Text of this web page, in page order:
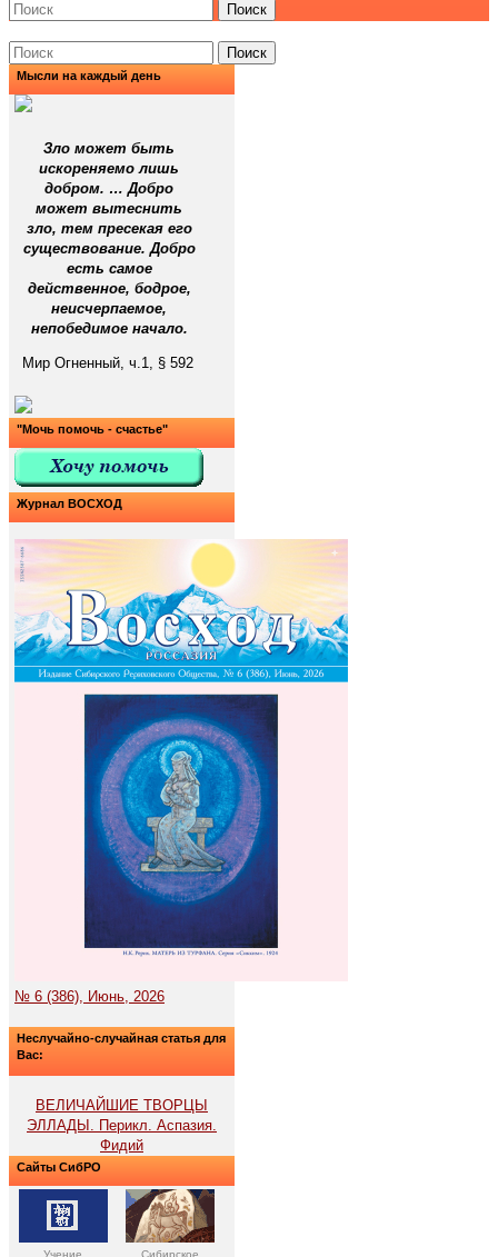
Поиск
Поиск
Мысли на каждый день
Зло может быть
искореняемо лишь
добром. … Добро
может вытеснить
зло, тем пресекая его
существование. Добро
есть самое
действенное, бодрое,
неисчерпаемое,
непобедимое начало.
Мир Огненный, ч.1, § 592
"Мочь помочь - счастье"
Журнал ВОСХОД
№ 6 (386), Июнь, 2026
Неслучайно-случайная статья для
Вас:
ВЕЛИЧАЙШИЕ ТВОРЦЫ
ЭЛЛАДЫ. Перикл. Аспазия.
Фидий
Сайты СибРО
Учение Сибирское